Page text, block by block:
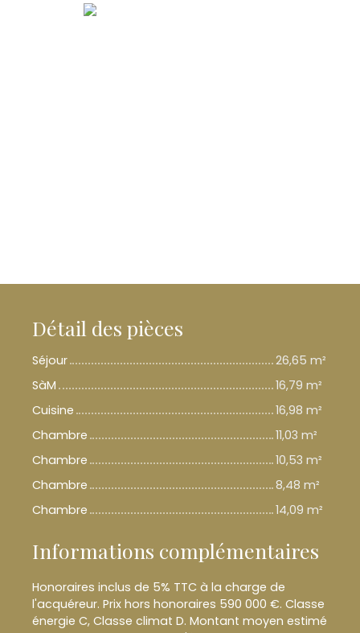
Détail des pièces
Séjour
26,65 m²
SàM
16,79 m²
Cuisine
16,98 m²
Chambre
11,03 m²
Chambre
10,53 m²
Chambre
8,48 m²
Chambre
14,09 m²
Informations complémentaires
Honoraires inclus de 5% TTC à la charge de
l'acquéreur. Prix hors honoraires 590 000 €. Classe
énergie C, Classe climat D. Montant moyen estimé